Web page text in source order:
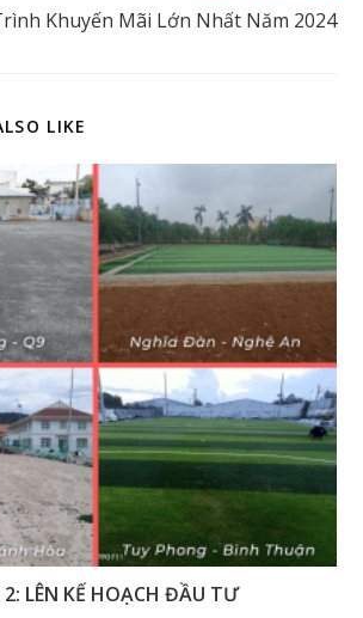
Khuyến Mãi Lớn Nhất Năm 2024
LIKE
LÊN KẾ HOẠCH ĐẦU TƯ